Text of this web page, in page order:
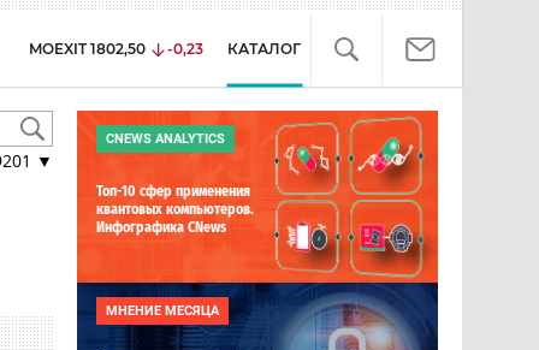
MOEXIT 1802,50 -0,23 КАТАЛОГ
▼
CNEWS ANALYTICS
Топ-10 сфер применения
квантовых компьютеров.
Инфографика CNews
МНЕНИЕ МЕСЯЦА